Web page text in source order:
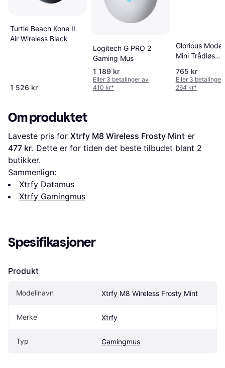
Turtle Beach Kone II
Air Wireless Black
1 526 kr
Logitech G PRO 2
Gaming Mus
1 189 kr
Eller 3 betalinger av
410 kr*
Glorious
Mini Trådløs
765 kr
Eller 3 betalinger
264 kr*
Om produktet
Laveste pris for Xtrfy M8 Wireless Frosty Mint
477 kr. Dette er for tiden det beste tilbudet blant 2
butikker.
Sammenlign:
Xtrfy Datamus
Xtrfy Gamingmus
Spesifikasjoner
Produkt
Modellnavn Xtrfy M8 Wireless Frosty Mint
Merke Xtrfy
Typ Gamingmus